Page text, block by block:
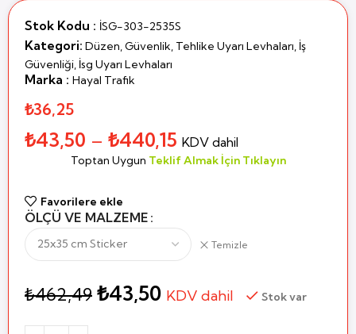
Stok Kodu : İSG-303-2535S
Kategori: Düzen, Güvenlik, Tehlike Uyarı Levhaları, İş
Güvenliği, İsg Uyarı Levhaları
Marka : Hayal Trafik
₺36,25
₺43,50 – ₺440,15 KDV dahil
Toptan Uygun Teklif Almak İçin Tıklayın
Favorilere ekle
ÖLÇÜ VE MALZEME
Temizle
₺462,49 ₺43,50 KDV dahil Stok var